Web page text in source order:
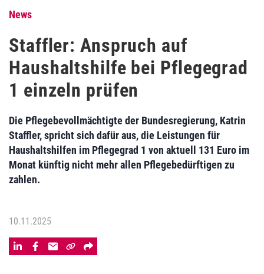
News
Staffler: Anspruch auf
Haushaltshilfe bei Pflegegrad
1 einzeln prüfen
Die Pflegebevollmächtigte der Bundesregierung, Katrin
Staffler, spricht sich dafür aus, die Leistungen für
Haushaltshilfen im Pflegegrad 1 von aktuell 131 Euro im
Monat künftig nicht mehr allen Pflegebedürftigen zu
zahlen.
10.11.2025